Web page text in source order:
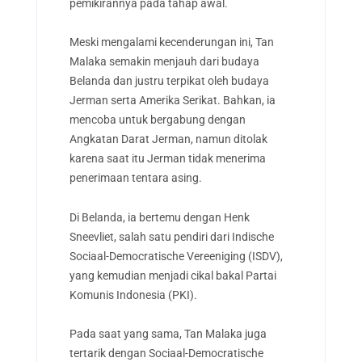
pemikirannya pada tahap awal.
Meski mengalami kecenderungan ini, Tan
Malaka semakin menjauh dari budaya
Belanda dan justru terpikat oleh budaya
Jerman serta Amerika Serikat. Bahkan, ia
mencoba untuk bergabung dengan
Angkatan Darat Jerman, namun ditolak
karena saat itu Jerman tidak menerima
penerimaan tentara asing.
Di Belanda, ia bertemu dengan Henk
Sneevliet, salah satu pendiri dari Indische
Sociaal-Democratische Vereeniging (ISDV),
yang kemudian menjadi cikal bakal Partai
Komunis Indonesia (PKI).
Pada saat yang sama, Tan Malaka juga
tertarik dengan Sociaal-Democratische